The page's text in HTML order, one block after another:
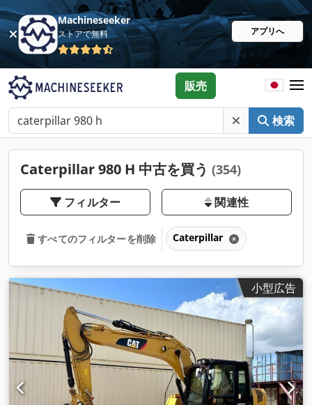
Machineseeker
ストアで無料 アプリへ
検索
販売
Caterpillar 980 H 中古を買う (354)
フィルター 関連性
すべてのフィルターを削除 Caterpillar
小型広告